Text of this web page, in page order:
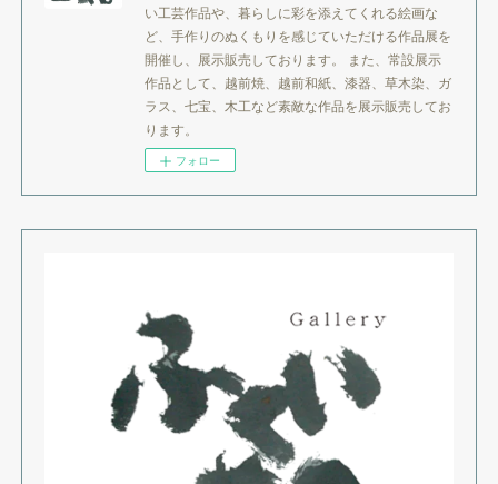
い工芸作品や、暮らしに彩を添えてくれる絵画な
ど、手作りのぬくもりを感じていただける作品展を
開催し、展示販売しております。 また、常設展示
作品として、越前焼、越前和紙、漆器、草木染、ガ
ラス、七宝、木工など素敵な作品を展示販売してお
ります。
フォロー